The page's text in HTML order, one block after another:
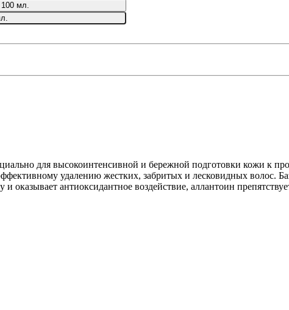
100 мл.
для высокоинтенсивной и бережной подготовки кожи к
удалению жестких, забритых и лесковидных волос.
оказывает антиоксидантное воздействие, аллантоин